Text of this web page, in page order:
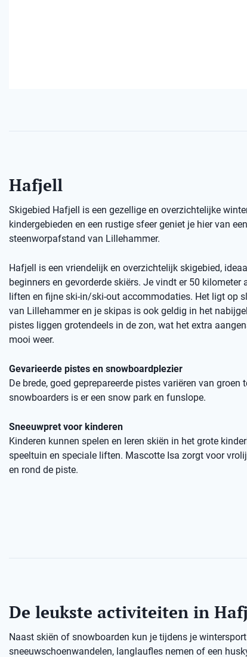
Hafjell
Skigebied Hafjell is een gezellige en overzichtelijke
kindergebieden en een rustige sfeer geniet je hier van
steenworpafstand van Lillehammer.
Hafjell is een vriendelijk en overzichtelijk skigebied,
beginners en gevorderde skiërs. Je vindt er 50 kilometer
liften en fijne ski-in/ski-out accommodaties. Het ligt op
van Lillehammer en je skipas is ook geldig in het
pistes liggen grotendeels in de zon, wat het extra
mooi weer.
Gevarieerde pistes en snowboardplezier
De brede, goed geprepareerde pistes variëren van groen
snowboarders is er een snow park en funslope.
Sneeuwpret voor kinderen
Kinderen kunnen spelen en leren skiën in het grote
speeltuin en speciale liften. Mascotte Isa zorgt voor
en rond de piste.
De leukste activiteiten in
Naast skiën of snowboarden kun je tijdens je
sneeuwschoenwandelen, langlaufles nemen of een